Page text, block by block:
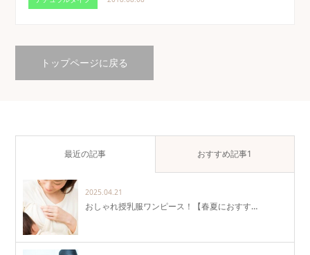
トップページに戻る
最近の記事 おすすめ記事1
2025.04.21
おしゃれ授乳服ワンピース！【春夏におすす…